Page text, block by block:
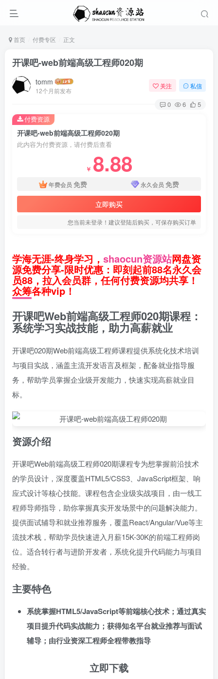
首页 付费专区 正文
开课吧-web前端高级工程师020期
tomm
12个月前发布
关注 私信
0 6 5
开课吧-web前端高级工程师020期
此内容为付费资源，请付费后查看
￥ 8.88
年费会员 免费 永久会员 免费
立即购买
您当前未登录！建议登陆后购买，可保存购买订单
付费资源
学海无涯-终身学习， shaocun资源站网盘资
源免费分享-限时优惠：即刻起前88名永久会
员88，拉入会员群，任何付费资源均共享！
众筹各种vip！
开课吧Web前端高级工程师020期课程：
系统学习实战技能，助力高薪就业
开课吧020期Web前端高级工程师课程提供系统化技术培训
与项目实战，涵盖主流开发语言及框架，配备就业指导服
务，帮助学员掌握企业级开发能力，快速实现高薪就业目
标。
资源介绍
开课吧Web前端高级工程师020期课程专为想掌握前沿技术
的学员设计，深度覆盖HTML5/CSS3、JavaScript框架、响
应式设计等核心技能。课程包含企业级实战项目，由一线工
程师导师指导，助你掌握真实开发场景中的问题解决能力。
提供面试辅导和就业推荐服务，覆盖React/Angular/Vue等主
流技术栈，帮助学员快速进入月薪15K-30K的前端工程师岗
位。适合转行者与进阶开发者，系统化提升代码能力与项目
经验。
主要特色
系统掌握HTML5/JavaScript等前端核心技术；通过真实
项目提升代码实战能力；获得知名平台就业推荐与面试
辅导；由行业资深工程师全程带教指导
立即下载